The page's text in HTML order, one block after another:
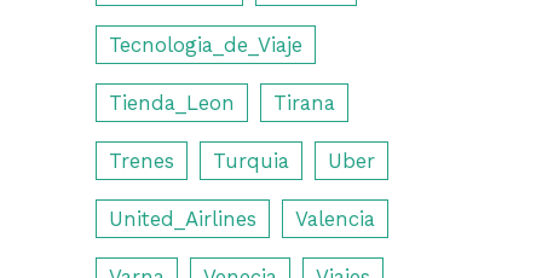
Tecnologia_de_Viaje
Tienda_Leon Tirana
Trenes Turquia Uber
United_Airlines Valencia